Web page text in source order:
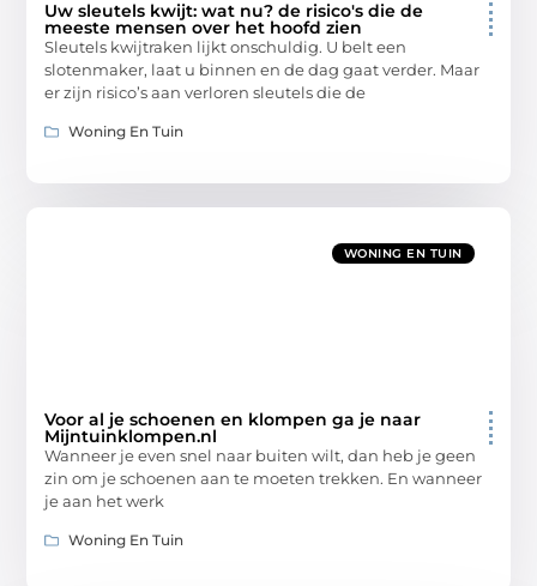
Uw sleutels kwijt: wat nu? de risico's die de
meeste mensen over het hoofd zien
Sleutels kwijtraken lijkt onschuldig. U belt een
slotenmaker, laat u binnen en de dag gaat verder. Maar
er zijn risico’s aan verloren sleutels die de
Woning En Tuin
WONING EN TUIN
Voor al je schoenen en klompen ga je naar
Mijntuinklompen.nl
Wanneer je even snel naar buiten wilt, dan heb je geen
zin om je schoenen aan te moeten trekken. En wanneer
je aan het werk
Woning En Tuin